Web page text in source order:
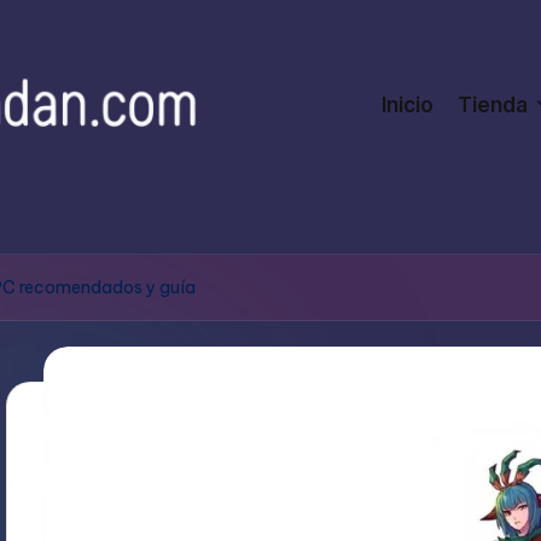
Inicio Tienda
recomendados y guía